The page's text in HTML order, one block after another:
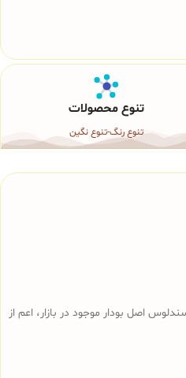
تنوع محصولات
تنوع رنگ-تنوع نگین
اصل بودار موجود در بازار، اعم از